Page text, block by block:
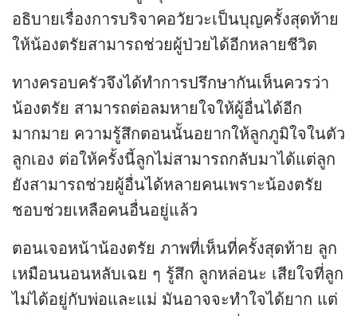
อธิบายเรื่องการบริจาคอวัยวะเป็นบุญครั้งสุดท้าย
ให้น้องตรัยสามารถช่วยผู้ป่วยได้อีกหลายชีวิต
ทางครอบครัวจึงได้ทำการปรึกษากันเห็นควรว่า
น้องตรัย สามารถต่อลมหายใจให้ผู้อื่นได้อีก
มากมาย ความรู้สึกตอนนั้นอยากให้ลูกภูมิใจในตัว
ลูกเอง ต่อให้ครั้งนี้ลูกไม่สามารถกลับมาได้แต่ลูก
ยังสามารถช่วยผู้อื่นได้หลายคนเพราะน้องตรัย
ชอบช่วยเหลือคนอื่นอยู่แล้ว
ตอนเจอหน้าน้องตรัย ภาพที่เห็นที่ครั้งสุดท้าย ลูก
เหมือนนอนหลับเฉย ๆ รู้สึก ลูกหล่อนะ เสียใจที่ลูก
ไม่ได้อยู่กับพ่อและแม่ มันอาจจะทำใจได้ยาก แต่